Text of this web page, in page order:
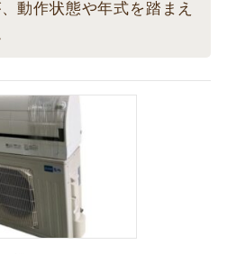
動作状態や年式を踏まえ